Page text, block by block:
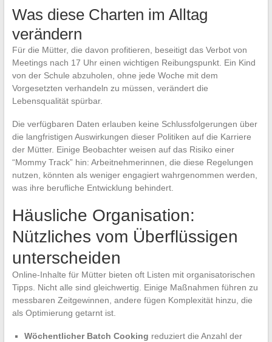
Was diese Charten im Alltag
verändern
Für die Mütter, die davon profitieren, beseitigt das Verbot von
Meetings nach 17 Uhr einen wichtigen Reibungspunkt. Ein Kind
von der Schule abzuholen, ohne jede Woche mit dem
Vorgesetzten verhandeln zu müssen, verändert die
Lebensqualität spürbar.
Die verfügbaren Daten erlauben keine Schlussfolgerungen über
die langfristigen Auswirkungen dieser Politiken auf die Karriere
der Mütter. Einige Beobachter weisen auf das Risiko einer
“Mommy Track” hin: Arbeitnehmerinnen, die diese Regelungen
nutzen, könnten als weniger engagiert wahrgenommen werden,
was ihre berufliche Entwicklung behindert.
Häusliche Organisation:
Nützliches vom Überflüssigen
unterscheiden
Online-Inhalte für Mütter bieten oft Listen mit organisatorischen
Tipps. Nicht alle sind gleichwertig. Einige Maßnahmen führen zu
messbaren Zeitgewinnen, andere fügen Komplexität hinzu, die
als Optimierung getarnt ist.
Wöchentlicher Batch Cooking reduziert die Anzahl der